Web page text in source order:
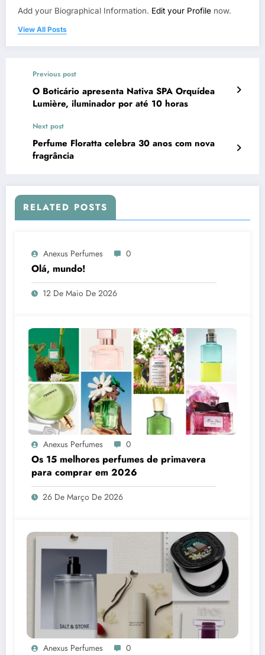
Add your Biographical Information. Edit your Profile now.
View All Posts
Previous post
O Boticário apresenta Nativa SPA Orquídea
Lumière, iluminador por até 10 horas
Next post
Perfume Floratta celebra 30 anos com nova
fragrância
RELATED POSTS
Anexus Perfumes 0
Olá, mundo!
12 De Maio De 2026
Anexus Perfumes 0
Os 15 melhores perfumes de primavera
para comprar em 2026
26 De Março De 2026
Anexus Perfumes 0